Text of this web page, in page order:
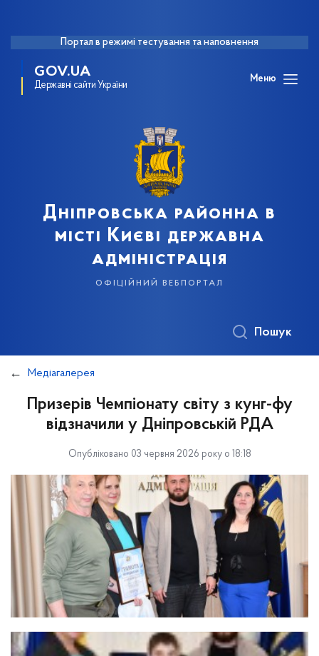
Портал в режимі тестування та наповнення
GOV.UA
Державні сайти України
Меню
Дніпровська районна в
місті Києві державна
адміністрація
офіційний вебпортал
Пошук
Медіагалерея
Призерів Чемпіонату світу з кунг-фу
відзначили у Дніпровській РДА
Опубліковано 03 червня 2026 року о 18:18